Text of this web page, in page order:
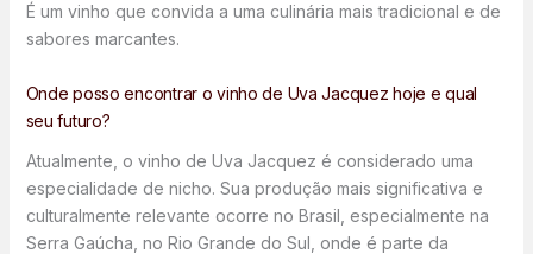
É um vinho que convida a uma culinária mais tradicional e de
sabores marcantes.
Onde posso encontrar o vinho de Uva Jacquez hoje e qual
seu futuro?
Atualmente, o vinho de Uva Jacquez é considerado uma
especialidade de nicho. Sua produção mais significativa e
culturalmente relevante ocorre no Brasil, especialmente na
Serra Gaúcha, no Rio Grande do Sul, onde é parte da